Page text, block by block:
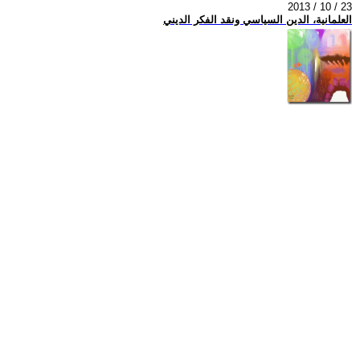
2013 / 10 / 23
العلمانية، الدين السياسي ونقد الفكر الديني